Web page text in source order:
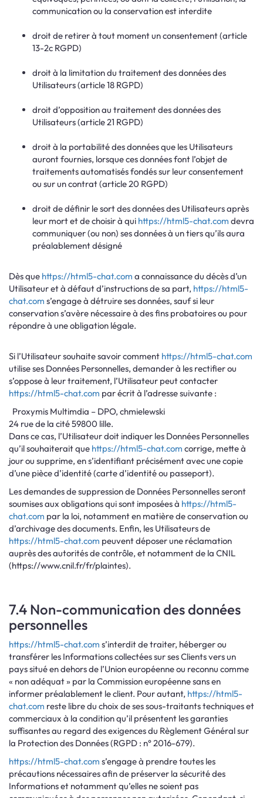
communication ou la conservation est interdite
droit de retirer à tout moment un consentement (article
13-2c RGPD)
droit à la limitation du traitement des données des
Utilisateurs (article 18 RGPD)
droit d’opposition au traitement des données des
Utilisateurs (article 21 RGPD)
droit à la portabilité des données que les Utilisateurs
auront fournies, lorsque ces données font l’objet de
traitements automatisés fondés sur leur consentement
ou sur un contrat (article 20 RGPD)
droit de définir le sort des données des Utilisateurs après
leur mort et de choisir à qui https://html5-chat.com devra
communiquer (ou non) ses données à un tiers qu’ils aura
préalablement désigné
Dès que https://html5-chat.com a connaissance du décès d’un
Utilisateur et à défaut d’instructions de sa part, https://html5-
chat.com s’engage à détruire ses données, sauf si leur
conservation s’avère nécessaire à des fins probatoires ou pour
répondre à une obligation légale.
Si l’Utilisateur souhaite savoir comment https://html5-chat.com
utilise ses Données Personnelles, demander à les rectifier ou
s’oppose à leur traitement, l’Utilisateur peut contacter
https://html5-chat.com par écrit à l’adresse suivante :
Proxymis Multimdia – DPO, chmielewski
24 rue de la cité 59800 lille.
Dans ce cas, l’Utilisateur doit indiquer les Données Personnelles
qu’il souhaiterait que https://html5-chat.com corrige, mette à
jour ou supprime, en s’identifiant précisément avec une copie
d’une pièce d’identité (carte d’identité ou passeport).
Les demandes de suppression de Données Personnelles seront
soumises aux obligations qui sont imposées à https://html5-
chat.com par la loi, notamment en matière de conservation ou
d’archivage des documents. Enfin, les Utilisateurs de
https://html5-chat.com peuvent déposer une réclamation
auprès des autorités de contrôle, et notamment de la CNIL
(https://www.cnil.fr/fr/plaintes).
7.4 Non-communication des données
personnelles
https://html5-chat.com s’interdit de traiter, héberger ou
transférer les Informations collectées sur ses Clients vers un
pays situé en dehors de l’Union européenne ou reconnu comme
« non adéquat » par la Commission européenne sans en
informer préalablement le client. Pour autant, https://html5-
chat.com reste libre du choix de ses sous-traitants techniques et
commerciaux à la condition qu’il présentent les garanties
suffisantes au regard des exigences du Règlement Général sur
la Protection des Données (RGPD : n° 2016-679).
https://html5-chat.com s’engage à prendre toutes les
précautions nécessaires afin de préserver la sécurité des
Informations et notamment qu’elles ne soient pas